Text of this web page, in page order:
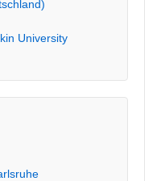
University